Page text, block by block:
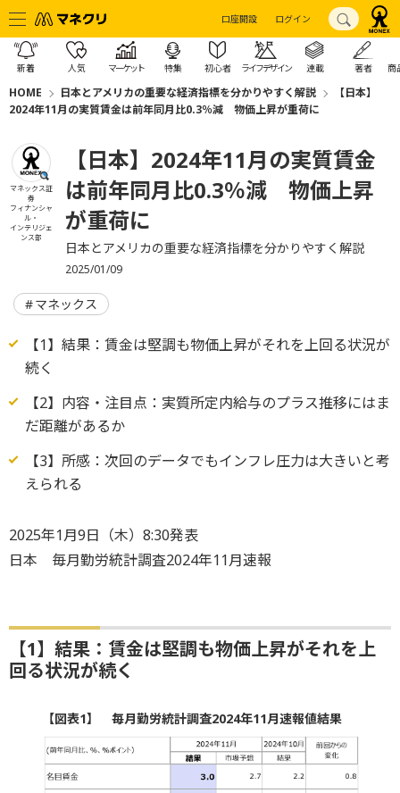
口座開設 ログイン
新着 人気 マーケット 特集 初心者 ライフデザイン 連載 著者 商
HOME 日本とアメリカの重要な経済指標を分かりやすく解説
【日本】
2024年11月の実質賃金は前年同月比0.3％減 物価上昇が重荷に
マネックス証
券
フィナンシャ
ル・
インテリジェ
ンス部
【日本】2024年11月の実質賃金
は前年同月比0.3％減 物価上昇
が重荷に
日本とアメリカの重要な経済指標を分かりやすく解説
2025/01/09
マネックス
【1】結果：賃金は堅調も物価上昇がそれを上回る状況が
続く
【2】内容・注目点：実質所定内給与のプラス推移にはま
だ距離があるか
【3】所感：次回のデータでもインフレ圧力は大きいと考
えられる
2025年1月9日（木）8:30発表
日本 毎月勤労統計調査2024年11月速報
【1】結果：賃金は堅調も物価上昇がそれを上
回る状況が続く
【図表1】 毎月勤労統計調査2024年11月速報値結果